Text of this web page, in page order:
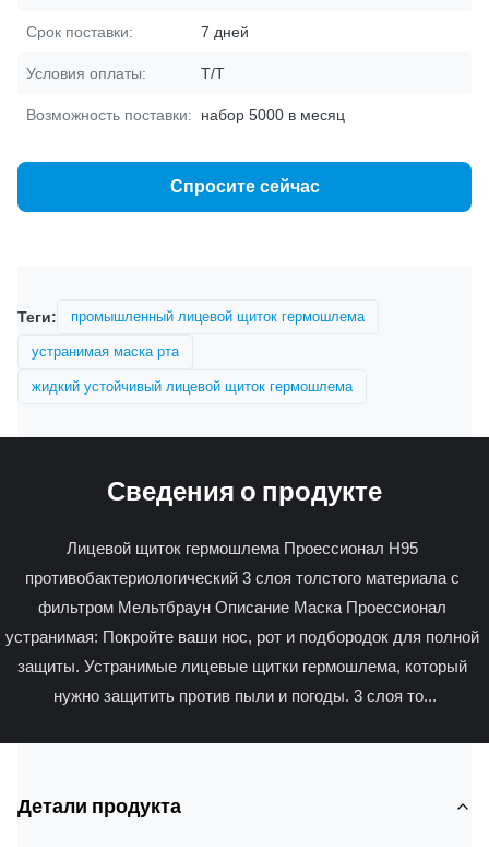
Срок поставки: 7 дней
Условия оплаты: Т/Т
Возможность поставки: набор 5000 в месяц
Спросите сейчас
Теги: промышленный лицевой щиток гермошлема
устранимая маска рта
жидкий устойчивый лицевой щиток гермошлема
Сведения о продукте
Лицевой щиток гермошлема Проессионал Н95
противобактериологический 3 слоя толстого материала с
фильтром Мельтбраун Описание Маска Проессионал
устранимая: Покройте ваши нос, рот и подбородок для полной
защиты. Устранимые лицевые щитки гермошлема, который
нужно защитить против пыли и погоды. 3 слоя то...
Детали продукта